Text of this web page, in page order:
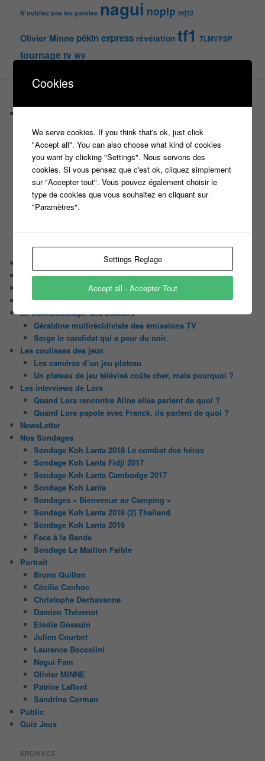
N'oubliez pas les paroles nagui noplp nrj12
Olivier Minne pékin express révélation tf1 TLMVPSP
tournagetv W9
C’est quoi un directeur de casting ?
Harry
Motus
Slam
C’est quoi un casting ?
Tous les castings
Les 12 coups de midi
Tout le monde veut prendre sa place
Contact
Le candidat masqué
Le trombinoscope des Joueurs
Géraldine multirécidiviste des émissions TV
Serge le candidat qui a peur du noir.
Les coulisses des jeux
Les caméras d’un jeu plateau
Un plateau de jeu télévisé coûte cher, mais pourquoi ?
Les interviews de Lora
Quand Lora rencontre Aline elles parlent de quoi ?
Quand Lora papote avec Franck, ils parlent de quoi ?
NewsLetter
Nos Sondages
Sondage Koh Lanta 2018 Le combat des héros
Sondage Koh Lanta Fidji 2017
Sondage Koh Lanta Cambodge 2017
Sondage Koh Lanta
Sondages « Bienvenue au Camping »
Sondage Koh Lanta 2016 (2) Thailand
Sondage Koh Lanta 2016
Face à la Bande
Sondage Le Maillon Faible
Portrait
Bruno Guillon
Cécilie Conhoc
Christophe Dechavanne
Damien Thévenot
Elodie Gossuin
Julien Courbet
Laurence Boccolini
Nagui Fam
Olivier MINNE
Patrice Laffont
Sandrine Corman
Public
Quiz Jeux
ARCHIVES
Cookies
We serve cookies. If you think that's ok, just click
"Accept all". You can also choose what kind of cookies
you want by clicking "Settings". Nous servons des
cookies. Si vous pensez que c'est ok, cliquez simplement
sur "Accepter tout". Vous pouvez également choisir le
type de cookies que vous souhaitez en cliquant sur
"Paramètres".
Settings Reglage
Accept all - Accepter Tout